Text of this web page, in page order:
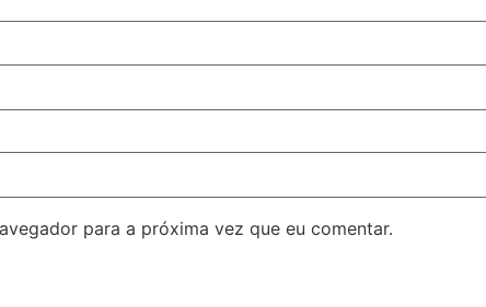
para a próxima vez que eu comentar.